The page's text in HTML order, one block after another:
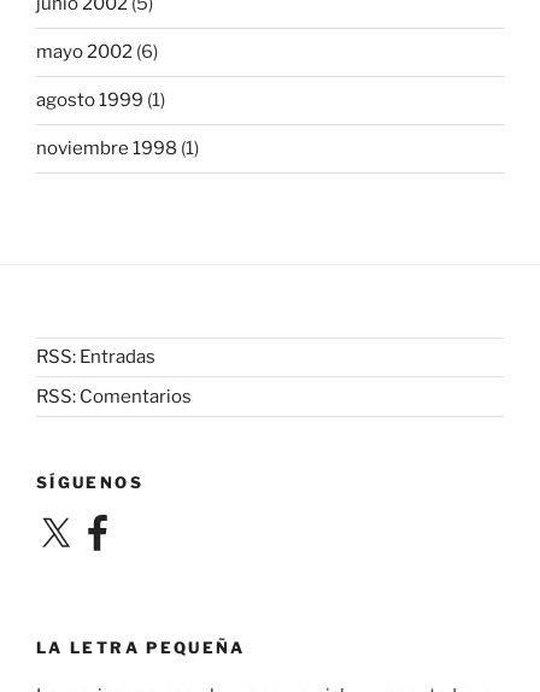
mayo 2002 (6)
agosto 1999 (1)
noviembre 1998 (1)
RSS: Entradas
RSS: Comentarios
SÍGUENOS
X Facebook
LA LETRA PEQUEÑA